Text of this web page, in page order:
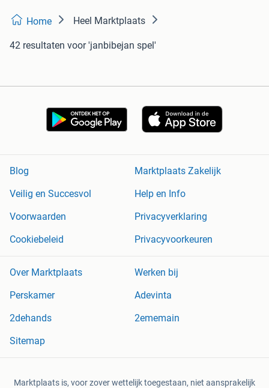
Home Heel Marktplaats
42 resultaten voor 'janbibejan spel'
Blog
Marktplaats Zakelijk
Veilig en Succesvol
Help en Info
Voorwaarden
Privacyverklaring
Cookiebeleid
Privacyvoorkeuren
Over Marktplaats
Werken bij
Perskamer
Adevinta
2dehands
2ememain
Sitemap
Marktplaats is, voor zover wettelijk toegestaan, niet aansprakelijk